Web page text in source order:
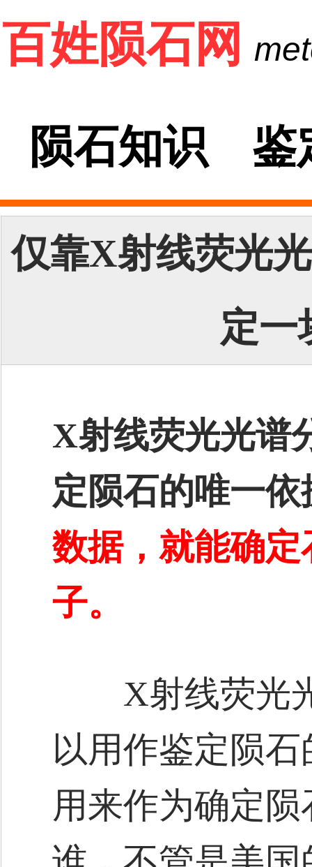
百姓陨石网
陨石知识 鉴
仅靠X射线荧光
定一
X射线荧光光谱
定陨石的唯一依
数据，就能确
子。
X射线荧光光
以用作鉴定陨
用来作为确定